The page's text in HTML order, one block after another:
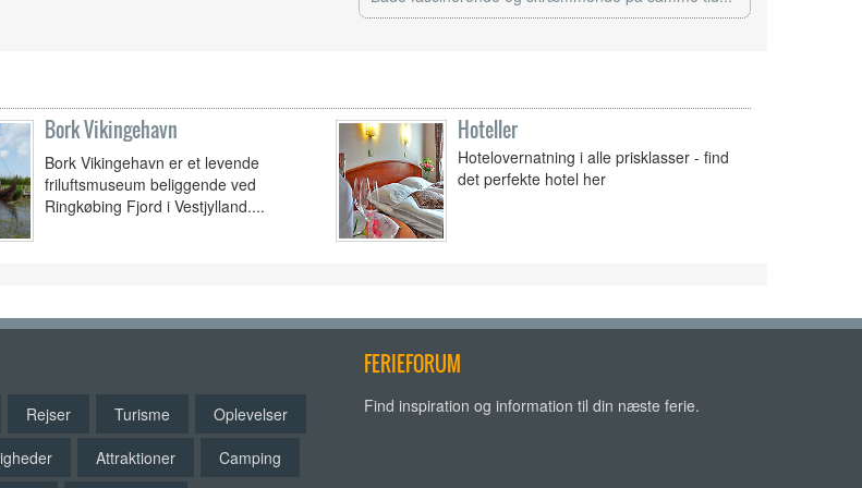
Bork Vikingehavn
Bork Vikingehavn er et levende
friluftsmuseum beliggende ved
Ringkøbing Fjord i Vestjylland....
Hoteller
Hotelovernatning i alle prisklasser - find
det perfekte hotel her
Rejser Turisme
Oplevelser
Attraktioner Camping
FERIEFORUM
Find inspiration og information til din næste ferie.